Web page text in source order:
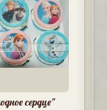
сердце"